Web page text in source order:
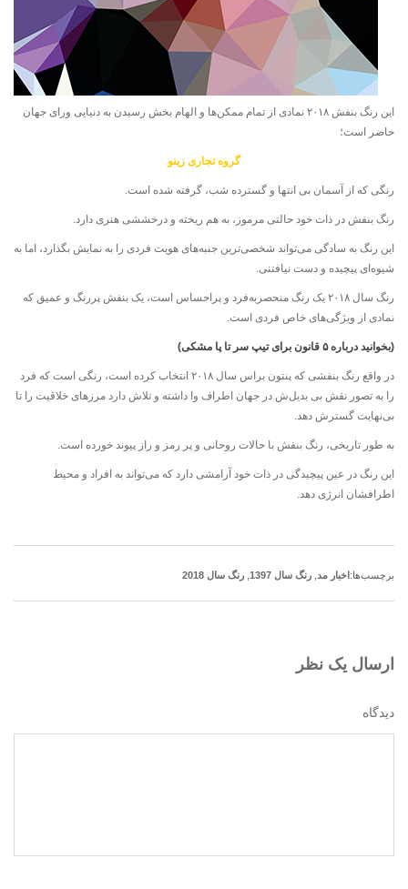
این رنگ بنفش ۲۰۱۸ نمادی از تمام ممکن‌ها و الهام بخش رسیدن به دنیایی ورای جهان
حاضر است؛
گروه تجاری زینو
رنگی که از آسمان بی انتها و گسترده شب، گرفته شده است.
رنگ بنفش در ذات خود حالتی مرموز، به هم ریخته و درخششی هنری دارد.
این رنگ به سادگی می‌تواند شخصی‌ترین جنبه‌های هویت فردی را به نمایش بگذارد، اما به
شیوه‌ای پیچیده و دست نیافتنی.
رنگ سال ۲۰۱۸ یک رنگ منحصربه‌فرد و پراحساس است، یک بنفش پررنگ و عمیق که
نمادی از ویژگی‌های خاص فردی است.
(بخوانید درباره ۵ قانون برای تیپ سر تا پا مشکی)
در واقع رنگ بنفشی که پنتون براس سال ۲۰۱۸ انتخاب کرده است، رنگی است که فرد
را به تصور نقش بی بدیل‌ش در جهان اطراف وا داشته و تلاش دارد مرزهای خلاقیت را تا
بی‌نهایت گسترش دهد.
به طور تاریخی، رنگ بنفش با حالات روحانی و پر رمز و راز پیوند خورده است.
این رنگ در عین پیچیدگی در ذات خود آرامشی دارد که می‌تواند به افراد و محیط
اطرافشان انرژی دهد.
برچسب‌ها:اخبار مد رنگ سال 1397 رنگ سال 2018
ارسال یک نظر
دیدگاه